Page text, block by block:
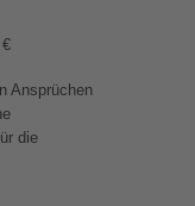
Ansprüchen
die